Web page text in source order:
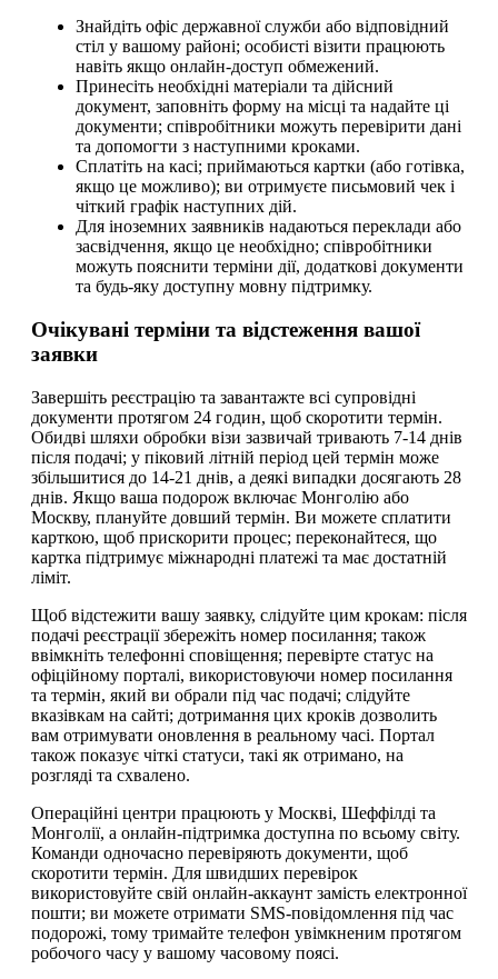
Знайдіть офіс державної служби або відповідний
стіл у вашому районі; особисті візити працюють
навіть якщо онлайн-доступ обмежений.
Принесіть необхідні матеріали та дійсний
документ, заповніть форму на місці та надайте ці
документи; співробітники можуть перевірити дані
та допомогти з наступними кроками.
Сплатіть на касі; приймаються картки (або готівка,
якщо це можливо); ви отримуєте письмовий чек і
чіткий графік наступних дій.
Для іноземних заявників надаються переклади або
засвідчення, якщо це необхідно; співробітники
можуть пояснити терміни дії, додаткові документи
та будь-яку доступну мовну підтримку.
Очікувані терміни та відстеження вашої
заявки
Завершіть реєстрацію та завантажте всі супровідні
документи протягом 24 годин, щоб скоротити термін.
Обидві шляхи обробки візи зазвичай тривають 7-14 днів
після подачі; у піковий літній період цей термін може
збільшитися до 14-21 днів, а деякі випадки досягають 28
днів. Якщо ваша подорож включає Монголію або
Москву, плануйте довший термін. Ви можете сплатити
карткою, щоб прискорити процес; переконайтеся, що
картка підтримує міжнародні платежі та має достатній
ліміт.
Щоб відстежити вашу заявку, слідуйте цим крокам: після
подачі реєстрації збережіть номер посилання; також
ввімкніть телефонні сповіщення; перевірте статус на
офіційному порталі, використовуючи номер посилання
та термін, який ви обрали під час подачі; слідуйте
вказівкам на сайті; дотримання цих кроків дозволить
вам отримувати оновлення в реальному часі. Портал
також показує чіткі статуси, такі як отримано, на
розгляді та схвалено.
Операційні центри працюють у Москві, Шеффілді та
Монголії, а онлайн-підтримка доступна по всьому світу.
Команди одночасно перевіряють документи, щоб
скоротити термін. Для швидших перевірок
використовуйте свій онлайн-аккаунт замість електронної
пошти; ви можете отримати SMS-повідомлення під час
подорожі, тому тримайте телефон увімкненим протягом
робочого часу у вашому часовому поясі.